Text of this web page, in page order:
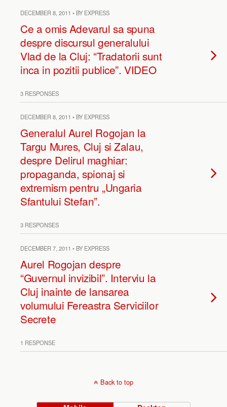
DECEMBER 8, 2011 • BY EXPRESS
Ce a omis Adevarul sa spuna
despre discursul generalului
Vlad de la Cluj: “Tradatorii sunt
inca in pozitii publice”. VIDEO
3 RESPONSES
DECEMBER 8, 2011 • BY EXPRESS
Generalul Aurel Rogojan la
Targu Mures, Cluj si Zalau,
despre Delirul maghiar:
propaganda, spionaj si
extremism pentru „Ungaria
Sfantului Stefan”.
3 RESPONSES
DECEMBER 7, 2011 • BY EXPRESS
Aurel Rogojan despre
“Guvernul invizibil”. Interviu la
Cluj inainte de lansarea
volumului Fereastra Serviciilor
Secrete
1 RESPONSE
Back to top